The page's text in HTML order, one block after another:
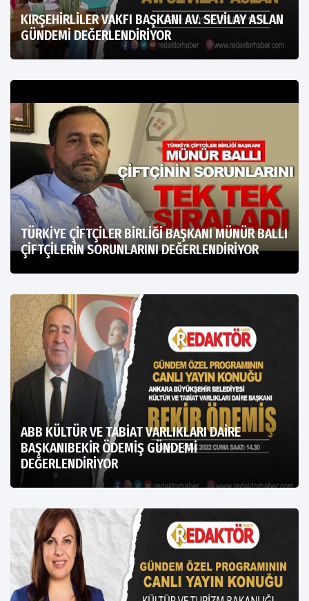
KIRŞEHİRLİLER VAKFI BAŞKANI AV. SEVİLAY ASLAN
GÜNDEMİ DEĞERLENDİRİYOR
TÜRKİYE ÇİFTÇİLER BİRLİĞİ BAŞKANI MÜNÜR BALLI
ÇİFTÇİLERİN SORUNLARINI DEĞERLENDİRİYOR
ABB KÜLTÜR VE TABİAT VARLIKLARI DAİRE
BAŞKANIBEKİR ÖDEMİŞ GÜNDEMİ
DEĞERLENDİRİYOR